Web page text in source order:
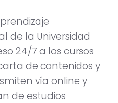
de la Universidad
24/7 a los cursos
de contenidos y
vía online y
de estudios